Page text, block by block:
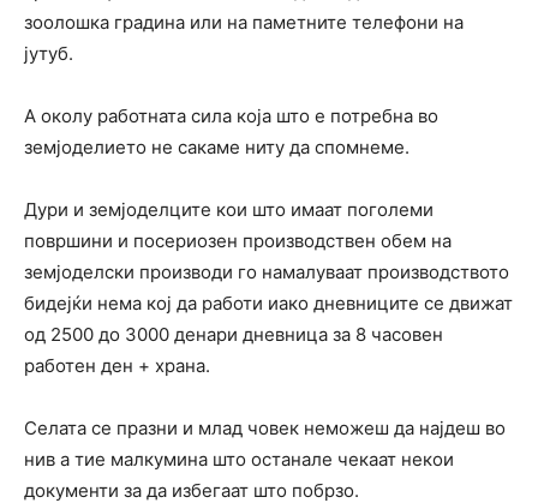
зоолошка градина или на паметните телефони на
јутуб.
А околу работната сила која што е потребна во
земјоделието не сакаме ниту да спомнеме.
Дури и земјоделците кои што имаат поголеми
површини и посериозен производствен обем на
земјоделски производи го намалуваат производството
бидејќи нема кој да работи иако дневниците се движат
од 2500 до 3000 денари дневница за 8 часовен
работен ден + храна.
Селата се празни и млад човек неможеш да најдеш во
нив а тие малкумина што останале чекаат некои
документи за да избегаат што побрзо.